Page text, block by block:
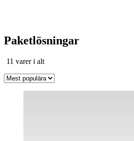
Paketlösningar
11 varer i altSortera
popularitet